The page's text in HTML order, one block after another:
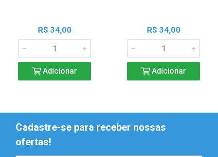
R$ 34,00
Adicionar
R$ 34,00
Adicionar
Cadastre-se para receber nossas
ofertas!